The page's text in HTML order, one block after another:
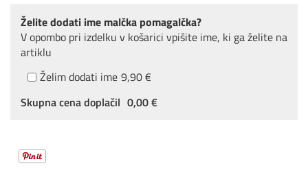
Želite dodati ime malčka pomagalčka?
V opombo pri izdelku v košarici vpišite ime, ki ga želite na
artiklu
Želim dodati ime 9,90 €
Skupna cena doplačil 0,00 €